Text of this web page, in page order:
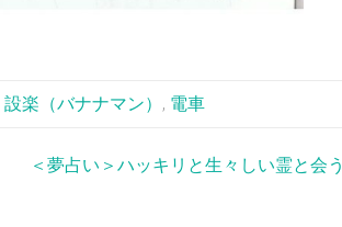
設楽（バナナマン） , 電車
＜夢占い＞ハッキリと生々しい霊と会う